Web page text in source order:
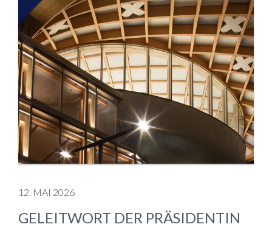
12. MAI 2026
GELEITWORT DER PRÄSIDENTIN